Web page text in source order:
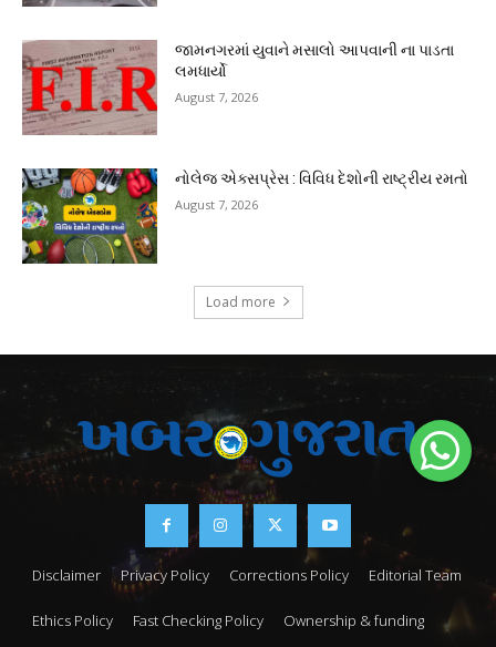
જામનગરમાં યુવાને મસાલો આપવાની ના પાડતા
લમધાર્યો
August 7, 2026
નોલેજ એક્સપ્રેસ : વિવિધ દેશોની રાષ્ટ્રીય રમતો
August 7, 2026
Load more
Disclaimer Privacy Policy Corrections Policy Editorial Team
Ethics Policy Fast Checking Policy Ownership & funding